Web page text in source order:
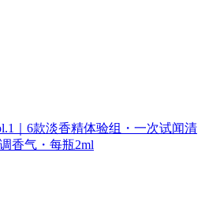
｜6款淡香精体验组・一次试闻清
香气・每瓶2ml